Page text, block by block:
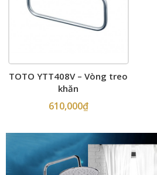
TOTO YTT408V – Vòng treo
khăn
610,000₫